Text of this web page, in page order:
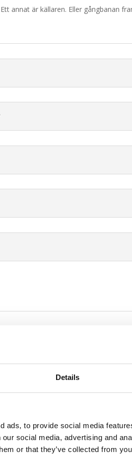
Details
ads, to provide social media
social media, advertising and
or that they’ve collected from
annat är källaren. Eller gångbanan
från 1-12m längd och framtagna
i röret?
jag värmekabel i stupröret?